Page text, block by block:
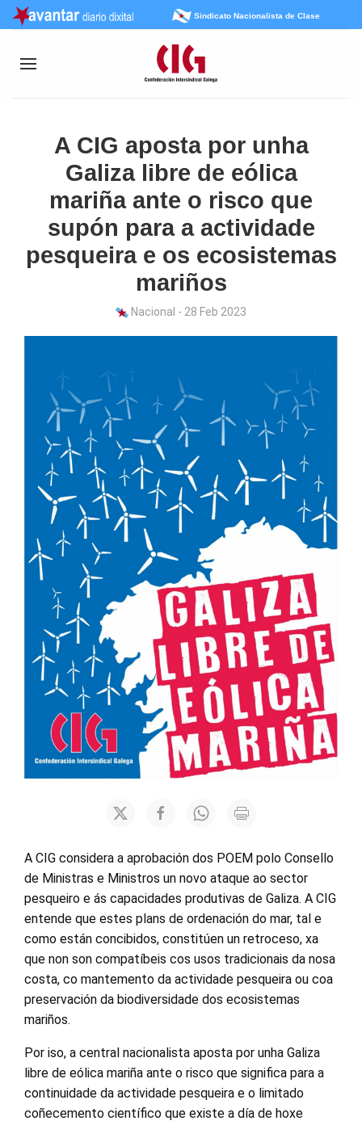
Sindicato Nacionalista de Clase
A CIG aposta por unha
Galiza libre de eólica
mariña ante o risco que
supón para a actividade
pesqueira e os ecosistemas
mariños
Nacional - 28 Feb 2023
A CIG considera a aprobación dos POEM polo Consello
de Ministras e Ministros un novo ataque ao sector
pesqueiro e ás capacidades produtivas de Galiza. A CIG
entende que estes plans de ordenación do mar, tal e
como están concibidos, constitúen un retroceso, xa
que non son compatíbeis cos usos tradicionais da nosa
costa, co mantemento da actividade pesqueira ou coa
preservación da biodiversidade dos ecosistemas
mariños.
Por iso, a central nacionalista aposta por unha Galiza
libre de eólica mariña ante o risco que significa para a
continuidade da actividade pesqueira e o limitado
coñecemento científico que existe a día de hoxe